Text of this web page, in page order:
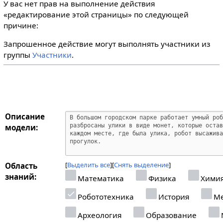
У вас нет прав на выполнение действия
«редактирование этой страницы» по следующей
причине:
Запрошенное действие могут выполнять участники из
группы Участники.
Описание
модели:
Область
знаний:
Выделить все Снять выделение
Математика Физика
Робототехника
История
Археология
Образование